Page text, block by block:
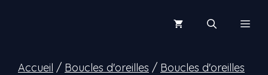
Accueil / Boucles d'oreilles / Boucles d'oreilles